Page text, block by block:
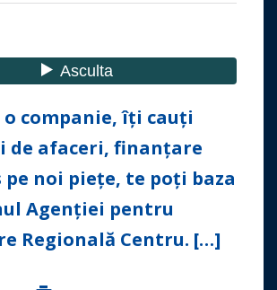
o companie, îţi cauţi
de afaceri, finanțare
pe noi piețe, te poți baza
Agenției pentru
Regională Centru. […]